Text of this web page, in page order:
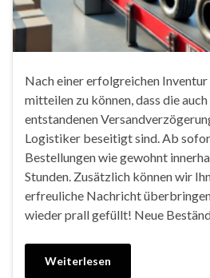
Nach einer erfolgreichen Inventur
mitteilen zu können, dass die
entstandenen
Logistiker beseitigt sind. Ab
Bestellungen wie gewohnt
Stunden. Zusätzlich können wir
erfreuliche Nachricht
wieder prall gefüllt! Neue
Weiterlesen